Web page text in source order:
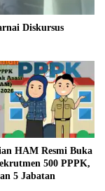
Diskursus
HAM Resmi Buka
500 PPPK,
5 Jabatan